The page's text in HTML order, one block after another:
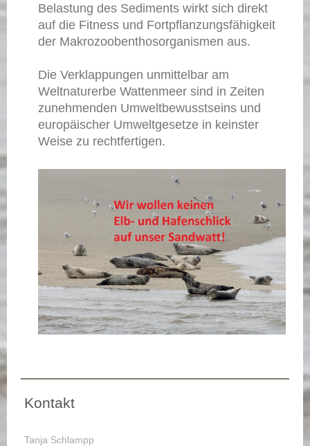
Belastung des Sediments wirkt sich direkt
auf die Fitness und Fortpflanzungsfähigkeit
der Makrozoobenthosorganismen aus.
Die Verklappungen unmittelbar am
Weltnaturerbe Wattenmeer sind in Zeiten
zunehmenden Umweltbewusstseins und
europäischer Umweltgesetze in keinster
Weise zu rechtfertigen.
Kontakt
Tanja Schlampp